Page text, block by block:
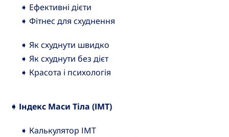
➧ Ефективні дієти
➧ Фітнес для схуднення
➧ Як схуднути швидко
➧ Як схуднути без дієт
➧ Красота і психологія
➧ Індекс Маси Тіла (ІМТ)
➧ Калькулятор ІМТ